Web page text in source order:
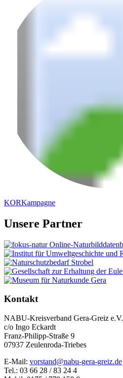
KORKampagne
Unsere Partner
Kontakt
NABU-Kreisverband Gera-Greiz e.V.
c/o Ingo Eckardt
Franz-Philipp-Straße 9
07937 Zeulenroda-Triebes
E-Mail: vorstand@nabu-gera-greiz.de
Tel.: 03 66 28 / 83 24 4